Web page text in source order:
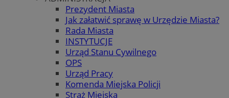
Prezydent Miasta
Jak załatwić sprawę w Urzędzie Miasta?
Rada Miasta
INSTYTUCJE
Urząd Stanu Cywilnego
OPS
Urząd Pracy
Komenda Miejska Policji
Straż Miejska